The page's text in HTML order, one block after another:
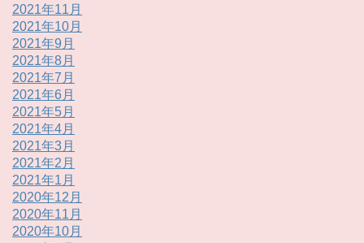
2021年11月
2021年10月
2021年9月
2021年8月
2021年7月
2021年6月
2021年5月
2021年4月
2021年3月
2021年2月
2021年1月
2020年12月
2020年11月
2020年10月